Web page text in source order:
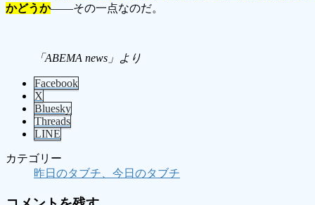
かどうか――その一点なのだ。
「ABEMA news」より
Facebook
X
Bluesky
Threads
LINE
カテゴリー
昨日のタブチ、今日のタブチ